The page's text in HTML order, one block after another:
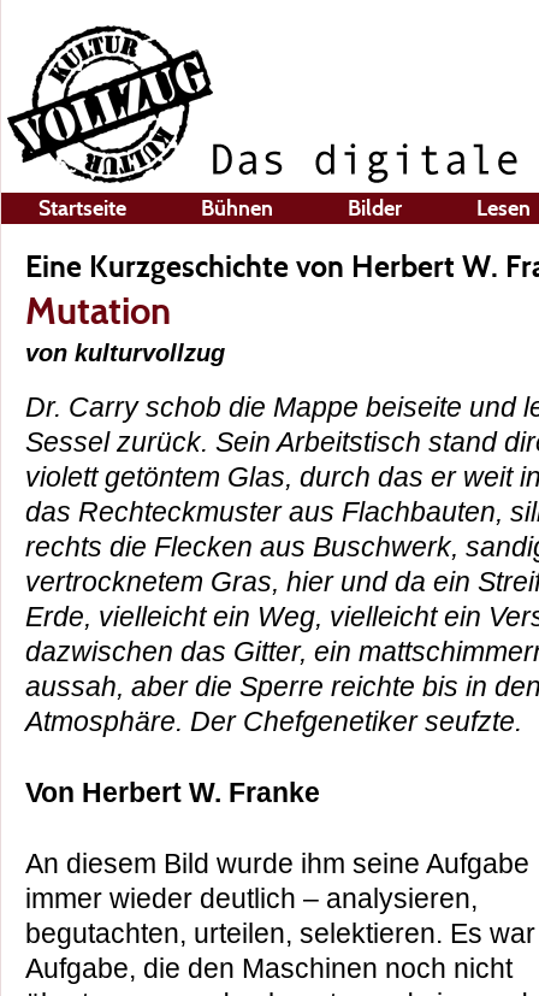
Startseite Bühnen Bilder Lesen
Eine Kurzgeschichte von Herbert W.
Mutation
von kulturvollzug
Dr. Carry schob die Mappe beiseite und
Sessel zurück. Sein Arbeitstisch stand
violett getöntem Glas, durch das er weit
das Rechteckmuster aus Flachbauten,
rechts die Flecken aus Buschwerk,
vertrocknetem Gras, hier und da ein
Erde, vielleicht ein Weg, vielleicht ein
dazwischen das Gitter, ein
aussah, aber die Sperre reichte bis in
Atmosphäre. Der Chefgenetiker seufzte.
Von Herbert W. Franke
An diesem Bild wurde ihm seine Aufgabe
immer wieder deutlich – analysieren,
begutachten, urteilen, selektieren. Es
Aufgabe, die den Maschinen noch nicht